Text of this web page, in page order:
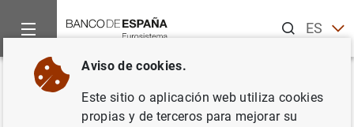
ESEN
Inicio Áreas de actuación
Volver
¿Qué son los requerimientos de
Aviso de cookies.
Este sitio o aplicación web utiliza cookies
propias y de terceros para mejorar su